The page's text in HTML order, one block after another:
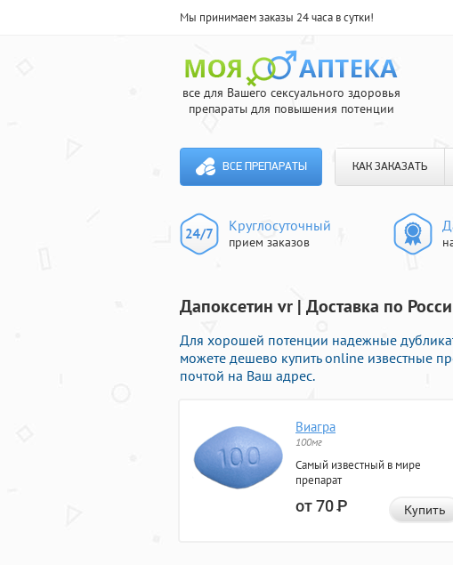
Мы принимаем заказы 24 часа в сутки!
все для Вашего сексуального здоровья
препараты для повышения потенции
ВСЕ ПРЕПАРАТЫ КАК ЗАКАЗАТЬ
Круглосуточный
прием заказов
Дапоксетин vr | Доставка по
Для хорошей потенции надежные
можете дешево купить online известные
почтой на Ваш адрес.
Виагра
100мг
Самый известный в мире
препарат
от 70Р Купить